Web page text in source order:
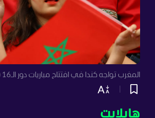
المغرب تواجه كندا في افتتاح مباريات دور الـ16 (رويترز)
هايلايت